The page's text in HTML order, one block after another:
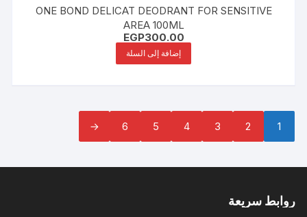
ONE BOND DELICAT DEODRANT FOR SENSITIVE
AREA 100ML
EGP300.00
إضافة إلى السلة
1
2
3
4
5
6
←
روابط سريعة